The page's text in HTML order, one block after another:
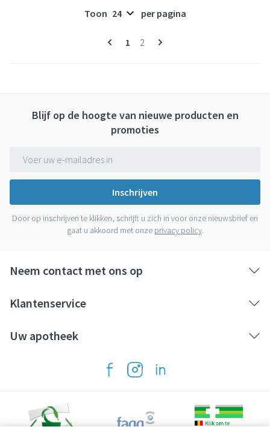
Pagina's
U lees momenteel pagina
1 Pagina
2
Toon per pagina
Blijf op de hoogte van nieuwe producten en
promoties
Inschrijven
Door op inschrijven te klikken, schrijft u zich in voor onze nieuwsbrief en
gaat u akkoord met onze privacy policy.
Neem contact met ons op
Klantenservice
Uw apotheek